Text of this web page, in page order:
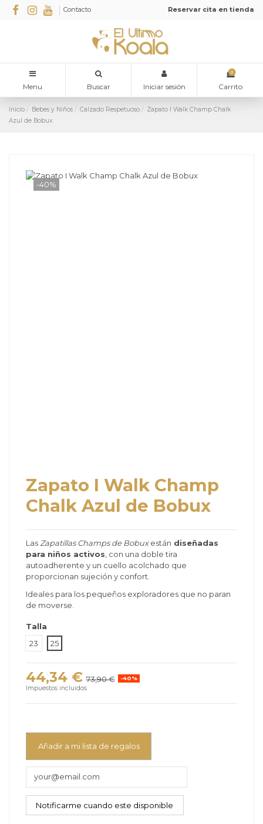
Contacto Reservar cita en tienda
Menu Buscar Iniciar sesión
0
Carrito
Inicio Bebes y Niños Calzado Respetuoso
Zapato I Walk Champ Chalk
Azul de Bobux
-40%
Zapato I Walk Champ
Chalk Azul de Bobux
LasZapatillas Champs de Bobuxestán diseñadas
para niños activos, con una doble tira
autoadherente y un cuello acolchado que
proporcionan sujeción y confort.
Ideales para los pequeños exploradores que no paran
de moverse.
Talla
23
25
44,34 € 73,90 € -40%
Impuestos incluidos
Añadir a mi lista de regalos